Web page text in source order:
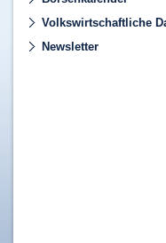
Volkswirtschaftliche
Newsletter